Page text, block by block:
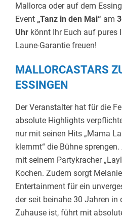
Mallorca oder auf dem
Event „Tanz in den Mai“ am
Uhr könnt Ihr Euch auf pures
Laune-Garantie freuen!
MALLORCASTARS
ESSINGEN
Der Veranstalter hat für die
absolute Highlights
nur mit seinen Hits „Mama
klemmt“ die Bühne
mit seinem Partykracher
Kochen. Zudem sorgt
Entertainment für ein
der seit beinahe 30 Jahren in
Zuhause ist, führt mit